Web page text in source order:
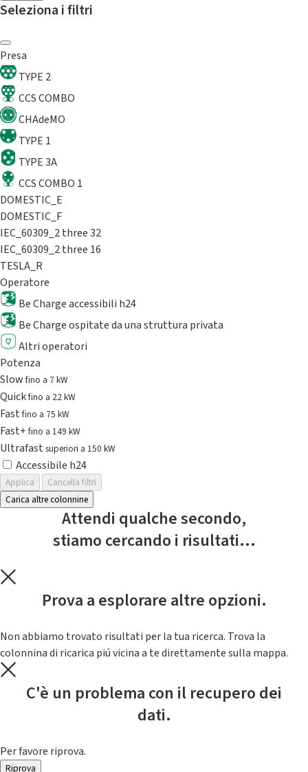
Seleziona i filtri
Presa
TYPE 2
CCS COMBO
CHAdeMO
TYPE 1
TYPE 3A
CCS COMBO 1
DOMESTIC_E
DOMESTIC_F
IEC_60309_2 three 32
IEC_60309_2 three 16
TESLA_R
Operatore
Be Charge accessibili h24
Be Charge ospitate da una struttura privata
Altri operatori
Potenza
Slowfino a 7 kW
Quickfino a 22 kW
Fastfino a 75 kW
Fast+fino a 149 kW
Ultrafast superiori a 150 kW
Accessibile h24
Applica
Cancella filtri
Carica altre colonnine
Attendi qualche secondo,
stiamo cercando i risultati...
Prova a esplorare altre opzioni.
Non abbiamo trovato risultati per la tua ricerca. Trova la
colonnina di ricarica piú vicina a te direttamente sulla mappa.
C'è un problema con il recupero dei
dati.
Per favore riprova.
Riprova